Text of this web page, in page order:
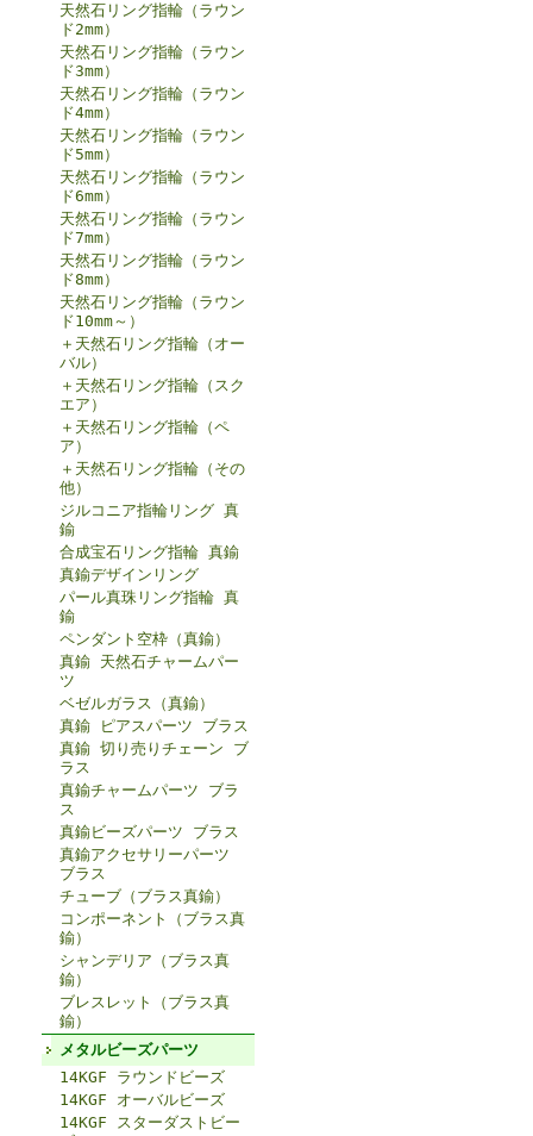
天然石リング指輪（ラウン
ド2mm）
天然石リング指輪（ラウン
ド3mm）
天然石リング指輪（ラウン
ド4mm）
天然石リング指輪（ラウン
ド5mm）
天然石リング指輪（ラウン
ド6mm）
天然石リング指輪（ラウン
ド7mm）
天然石リング指輪（ラウン
ド8mm）
天然石リング指輪（ラウン
ド10mm～）
＋天然石リング指輪（オー
バル）
＋天然石リング指輪（スク
エア）
＋天然石リング指輪（ペ
ア）
＋天然石リング指輪（その
他）
ジルコニア指輪リング 真
鍮
合成宝石リング指輪 真鍮
真鍮デザインリング
パール真珠リング指輪 真
鍮
ペンダント空枠（真鍮）
真鍮 天然石チャームパー
ツ
ベゼルガラス（真鍮）
真鍮 ピアスパーツ ブラス
真鍮 切り売りチェーン ブ
ラス
真鍮チャームパーツ ブラ
ス
真鍮ビーズパーツ ブラス
真鍮アクセサリーパーツ
ブラス
チューブ（ブラス真鍮）
コンポーネント（ブラス真
鍮）
シャンデリア（ブラス真
鍮）
ブレスレット（ブラス真
鍮）
メタルビーズパーツ
14KGF ラウンドビーズ
14KGF オーバルビーズ
14KGF スターダストビー